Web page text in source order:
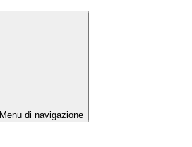
Menu di navigazione